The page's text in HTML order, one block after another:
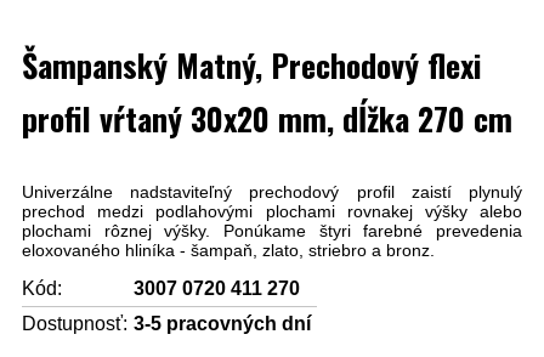
Šampanský Matný, Prechodový flexi
profil vŕtaný 30x20 mm, dĺžka 270 cm
Univerzálne nadstaviteľný prechodový profil zaistí plynulý
prechod medzi podlahovými plochami rovnakej výšky alebo
plochami rôznej výšky. Ponúkame štyri farebné prevedenia
eloxovaného hliníka - šampaň, zlato, striebro a bronz.
Kód:
3007 0720 411 270
Dostupnosť: 3-5 pracovných dní